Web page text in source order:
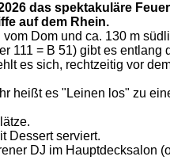
das spektakuläre
auf dem Rhein.
Dom und ca. 130 m
111 = B 51) gibt es entlang
es sich, rechtzeitig vor
heißt es "Leinen los" zu
Dessert serviert.
DJ im Hauptdecksalon